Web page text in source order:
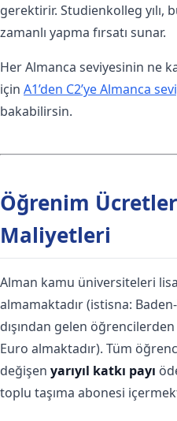
gerektirir. Studienkolleg yılı,
zamanlı yapma fırsatı sunar.
Her Almanca seviyesinin ne
için A1’den C2’ye Almanca
bakabilirsin.
Öğrenim
Maliyetleri
Alman kamu üniversiteleri
almamaktadır (istisna:
dışından gelen öğrencilerden
Euro almaktadır). Tüm
değişen yarıyıl katkı payı
toplu taşıma abonesi